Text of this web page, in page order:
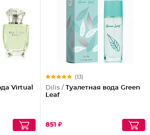
Virtual
(13)
Dilis / Туалетная вода Green
Leaf
851 ₽